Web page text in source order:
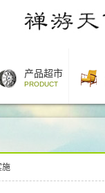
产品超市
PRODUCT
施